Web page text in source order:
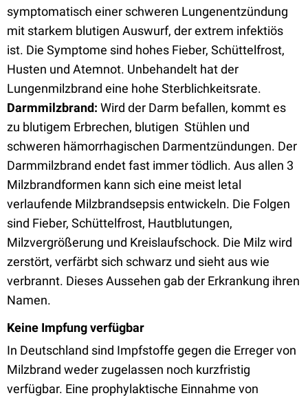
symptomatisch einer schweren Lungenentzündung
mit starkem blutigen Auswurf, der extrem infektiös
ist. Die Symptome sind hohes Fieber, Schüttelfrost,
Husten und Atemnot. Unbehandelt hat der
Lungenmilzbrand eine hohe Sterblichkeitsrate.
Darmmilzbrand: Wird der Darm befallen, kommt es
zu blutigem Erbrechen, blutigen Stühlen und
schweren hämorrhagischen Darmentzündungen. Der
Darmmilzbrand endet fast immer tödlich. Aus allen 3
Milzbrandformen kann sich eine meist letal
verlaufende Milzbrandsepsis entwickeln. Die Folgen
sind Fieber, Schüttelfrost, Hautblutungen,
Milzvergrößerung und Kreislaufschock. Die Milz wird
zerstört, verfärbt sich schwarz und sieht aus wie
verbrannt. Dieses Aussehen gab der Erkrankung ihren
Namen.
Keine Impfung verfügbar
In Deutschland sind Impfstoffe gegen die Erreger von
Milzbrand weder zugelassen noch kurzfristig
verfügbar. Eine prophylaktische Einnahme von